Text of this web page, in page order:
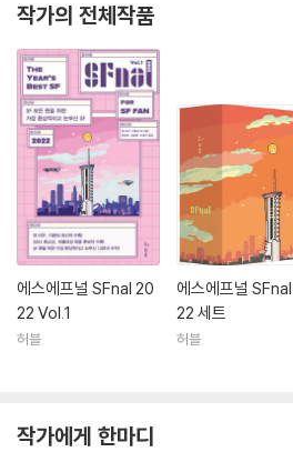
작가의 전체작품
에스에프널 SFnal 20
22 Vol.1
허블
에스에프널
22 세트
허블
작가에게 한마디